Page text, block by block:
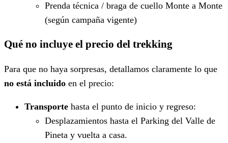
Prenda técnica / braga de cuello Monte a Monte
(según campaña vigente)
Qué no incluye el precio del trekking
Para que no haya sorpresas, detallamos claramente lo que
no está incluido en el precio:
Transporte hasta el punto de inicio y regreso:
Desplazamientos hasta el Parking del Valle de
Pineta y vuelta a casa.